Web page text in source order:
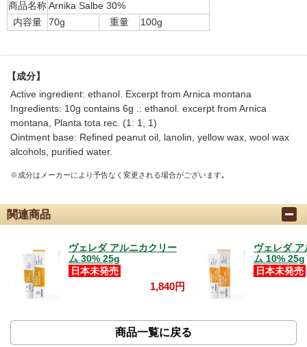
商品名称Arnika Salbe 30%
内容量
70g 重量 100g
【成分】
Active ingredient: ethanol. Excerpt from Arnica montana
Ingredients: 10g contains 6g .: ethanol. excerpt from Arnica
montana, Planta tota rec. (1: 1, 1)
Ointment base: Refined peanut oil, lanolin, yellow wax, wool wax
alcohols, purified water.
※成分はメーカーにより予告なく変更される場合がございます｡
関連商品
ヴェレダ アルニカクリー
ム 30% 25g
日本未発売
1,840円
ヴェレダ
ム 10% 25g
日本未発売
商品一覧に戻る